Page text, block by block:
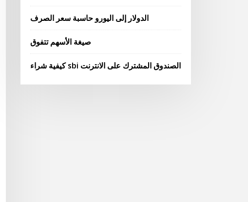
الدولار إلى اليورو حاسبة سعر الصرف
صيغة الأسهم تتفوق
كيفية شراء sbi الصندوق المشترك على الانترنت